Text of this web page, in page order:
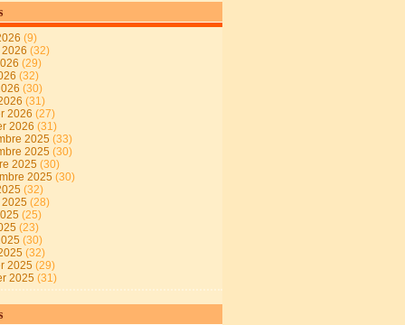
(9)
(32)
(29)
(32)
(30)
(31)
2026 (27)
2026 (31)
2025 (33)
2025 (30)
2025 (30)
2025 (30)
(32)
(28)
(25)
(23)
(30)
(32)
2025 (29)
2025 (31)